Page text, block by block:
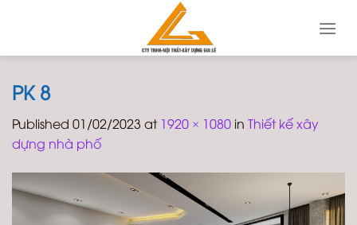
PK 8
Published 01/02/2023 at 1920 × 1080 in Thiết kế xây
dựng nhà phố